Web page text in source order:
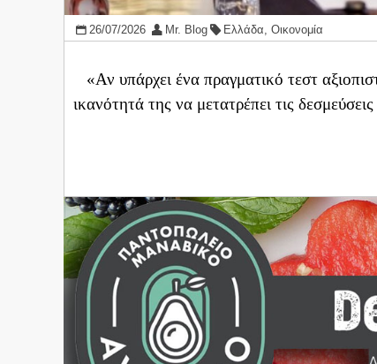
26/07/2026 Mr. Blog Ελλάδα, Οικονομία
«Αν υπάρχει ένα πραγματικό τεστ
ικανότητά της να μετατρέπει τις